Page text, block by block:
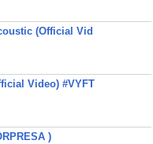
(Official Vid
Video) #VYFT
)